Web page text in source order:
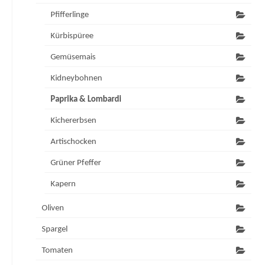
Pfifferlinge
Kürbispüree
Gemüsemais
Kidneybohnen
Paprika & Lombardi
Kichererbsen
Artischocken
Grüner Pfeffer
Kapern
Oliven
Spargel
Tomaten